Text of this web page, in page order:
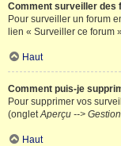
Comment surveiller des
Pour surveiller un forum
lien « Surveiller ce forum
Haut
Comment puis-je
Pour supprimer vos
(ongletAperçu -->
Haut